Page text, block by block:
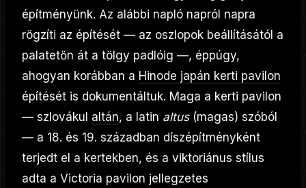
építményünk. Az alábbi napló napról napra
rögzíti az építését — az oszlopok beállításától a
palatetőn át a tölgy padlóig —, éppúgy,
ahogyan korábban a Hinode japán kerti pavilon
építését is dokumentáltuk. Maga a kerti pavilon
— szlovákul altán, a latin altus(magas) szóból
— a 18. és 19. században díszépítményként
terjedt el a kertekben, és a viktoriánus stílus
adta a Victoria pavilon jellegzetes